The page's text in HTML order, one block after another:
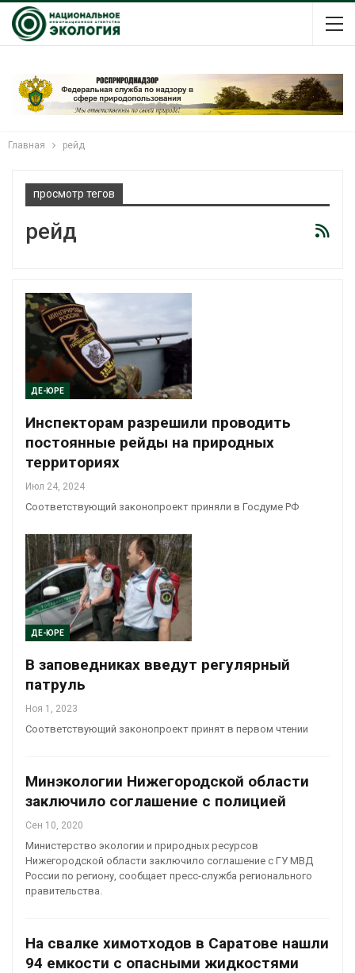
Главная рейд
просмотр тегов
рейд
ДЕ-ЮРЕ
Инспекторам разрешили проводить
постоянные рейды на природных
территориях
Июл 24, 2024
Соответствующий законопроект приняли в Госдуме РФ
ДЕ-ЮРЕ
В заповедниках введут регулярный
патруль
Ноя 1, 2023
Соответствующий законопроект принят в первом чтении
Минэкологии Нижегородской области
заключило соглашение с полицией
Сен 10, 2020
Министерство экологии и природных ресурсов
Нижегородской области заключило соглашение с ГУ МВД
России по региону, сообщает пресс-служба регионального
правительства.
На свалке химотходов в Саратове нашли
94 емкости с опасными жидкостями